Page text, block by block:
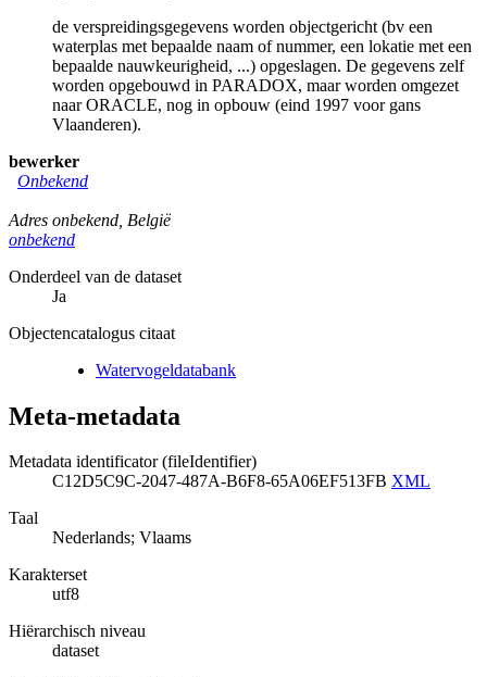
de verspreidingsgegevens worden objectgericht (bv een
waterplas met bepaalde naam of nummer, een lokatie met een
bepaalde nauwkeurigheid, ...) opgeslagen. De gegevens zelf
worden opgebouwd in PARADOX, maar worden omgezet
naar ORACLE, nog in opbouw (eind 1997 voor gans
Vlaanderen).
bewerker
Onbekend
Adres onbekend België
onbekend
Onderdeel van de dataset
Ja
Objectencatalogus citaat
Watervogeldatabank
Meta-metadata
Metadata identificator (fileIdentifier)
C12D5C9C-2047-487A-B6F8-65A06EF513FB XML
Taal
Nederlands; Vlaams
Karakterset
utf8
Hiërarchisch niveau
dataset